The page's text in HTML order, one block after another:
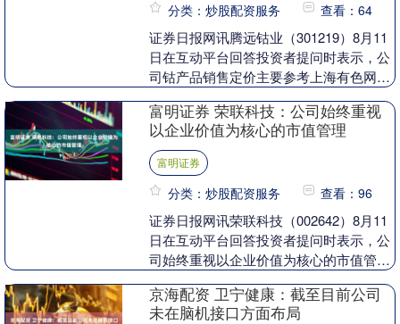
分类：炒股配资服务 查看：64
证券日报网讯腾远钴业（301219）8月11
日在互动平台回答投资者提问时表示，公
司钴产品销售定价主要参考上海有色网
金....
富明证券 荣联科技：公司始终重视
以企业价值为核心的市值管理
富明证券
分类：炒股配资服务 查看：96
证券日报网讯荣联科技（002642）8月11
日在互动平台回答投资者提问时表示，公
司始终重视以企业价值为核心的市值管
使命，全力....
京海配资 卫宁健康：截至目前公司
未在脑机接口方面布局